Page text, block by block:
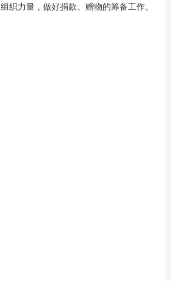
织力量，做好捐款、赠物的筹备工作。